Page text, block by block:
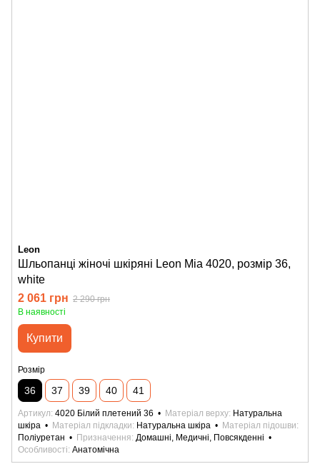
Leon
Шльопанці жіночі шкіряні Leon Mia 4020, розмір 36,
white
2 061 грн 2 290 грн
В наявності
Купити
Розмір
36 37 39 40 41
Артикул 4020 Білий плетений 36 Матеріал верху Натуральна
шкіра
Матеріал підкладки Натуральна шкіра
Матеріал підошви
Поліуретан
Призначення Домашні, Медичні, Повсякденні
Особливості Анатомічна